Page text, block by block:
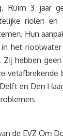
Ruim 3 jaar
riolen en
Hun
het
hebben
en Den
de EVZ Om